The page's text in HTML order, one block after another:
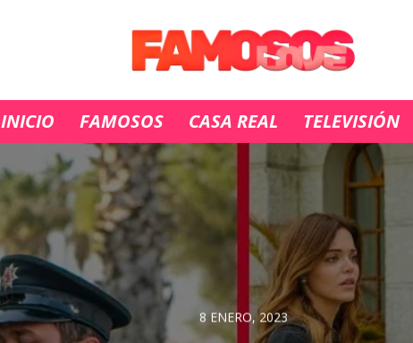
INICIO FAMOSOS CASA REAL TELEVISIÓN
8 ENERO, 2023